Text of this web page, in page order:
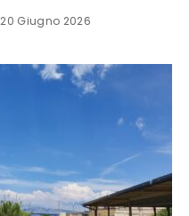
20 Giugno 2026